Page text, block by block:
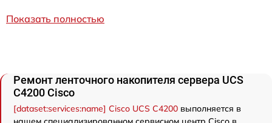
Показать полностью
Ремонт ленточного накопителя сервера UCS
C4200 Cisco
[dataset:services:name] Cisco UCS C4200 выполняется в